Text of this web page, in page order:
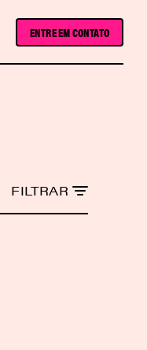
ENTRE EM CONTATO
FILTRAR